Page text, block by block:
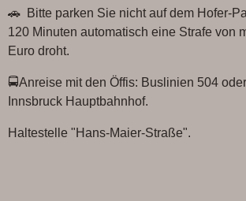
b
o
k
s
A
p
p
🚗 Bitte parken Sie nicht auf dem Hofer-
120 Minuten automatisch eine Strafe von
Euro droht.
🚍Anreise mit den Öffis: Buslinien 504
Innsbruck Hauptbahnhof.
Haltestelle "Hans-Maier-Straße".